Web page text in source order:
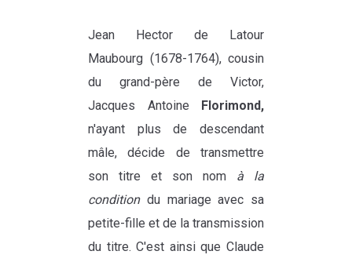
Jean Hector de Latour
Maubourg (1678-1764), cousin
du grand-père de Victor,
Jacques Antoine
Florimond,
n'ayant plus de descendant
mâle, décide de transmettre
son titre et son nom à la
conditiondu mariage avec sa
petite-fille et de la transmission
du titre. C'est ainsi que Claude